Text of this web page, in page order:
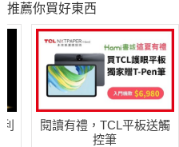
推薦你買好東西
閱讀有禮，TCL平板送觸
控筆